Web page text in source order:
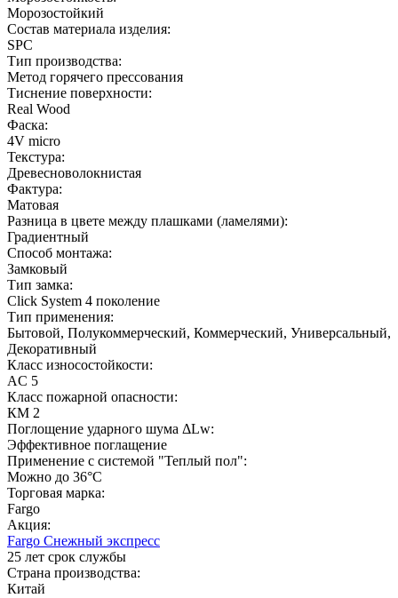
Морозостойкий
Состав материала изделия:
SPC
Тип производства:
Метод горячего прессования
Тиснение поверхности:
Real Wood
Фаска:
4V micro
Текстура:
Древесноволокнистая
Фактура:
Матовая
Разница в цвете между плашками (ламелями):
Градиентный
Способ монтажа:
Замковый
Тип замка:
Click System 4 поколение
Тип применения:
Бытовой, Полукоммерческий, Коммерческий, Универсальный,
Декоративный
Класс износостойкости:
AC 5
Класс пожарной опасности:
КМ 2
Поглощение ударного шума ΔLw:
Эффективное поглащение
Применение с системой "Теплый пол":
Можно до 36°С
Торговая марка:
Fargo
Акция:
Fargo Снежный экспресс
25 лет срок службы
Страна производства:
Китай